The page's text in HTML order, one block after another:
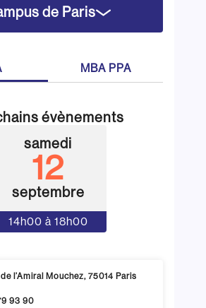
de Paris
MBA PPA
évènements
samedi
12
septembre
14h00 à 18h00
l’Amiral Mouchez, 75014 Paris
93 90